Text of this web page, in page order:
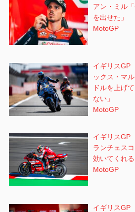
アン・ミル
を出せた」
MotoGP
イギリス
ックス・マ
ドルを上げ
ない」
MotoGP
イギリス
ランチェス
効いてくれ
MotoGP
イギリス